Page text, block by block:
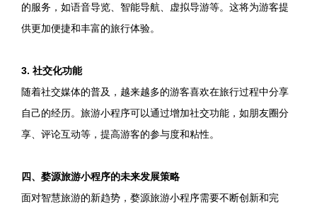
的服务，如语音导览、智能导航、虚拟导游等。这将为游客提
供更加便捷和丰富的旅行体验。
3. 社交化功能
随着社交媒体的普及，越来越多的游客喜欢在旅行过程中分享
自己的经历。旅游小程序可以通过增加社交功能，如朋友圈分
享、评论互动等，提高游客的参与度和粘性。
四、婺源旅游小程序的未来发展策略
面对智慧旅游的新趋势，婺源旅游小程序需要不断创新和完